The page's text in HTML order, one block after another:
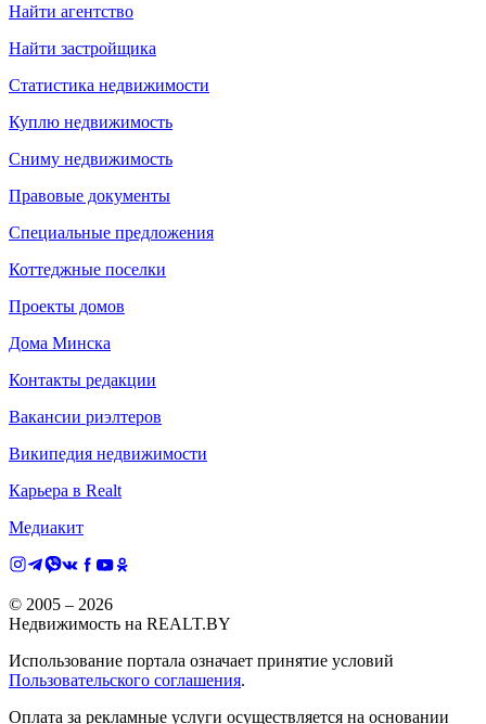
Найти агентство
Найти застройщика
Статистика недвижимости
Куплю недвижимость
Сниму недвижимость
Правовые документы
Специальные предложения
Коттеджные поселки
Проекты домов
Дома Минска
Контакты редакции
Вакансии риэлтеров
Википедия недвижимости
Карьера в Realt
Медиакит
© 2005 – 2026
Недвижимость на REALT.BY
Использование портала означает принятие условий
Пользовательского соглашения.
Оплата за рекламные услуги осуществляется на основании